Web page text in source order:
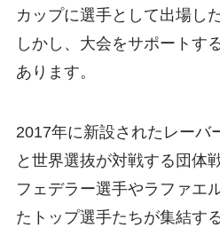
カップに選手として出場し
しかし、大会をサポートす
あります。
2017年に新設されたレーバ
と世界選抜が対戦する団体
フェデラー選手やラファエ
たトップ選手たちが集結す